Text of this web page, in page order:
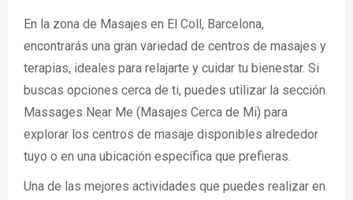
En la zona de Masajes en El Coll, Barcelona,
encontrarás una gran variedad de centros de masajes y
terapias, ideales para relajarte y cuidar tu bienestar. Si
buscas opciones cerca de ti, puedes utilizar la sección
Massages Near Me (Masajes Cerca de Mi) para
explorar los centros de masaje disponibles alrededor
tuyo o en una ubicación específica que prefieras.
Una de las mejores actividades que puedes realizar en